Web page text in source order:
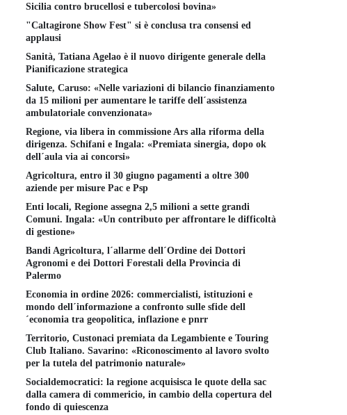
Sicilia contro brucellosi e tubercolosi bovina»
"Caltagirone Show Fest" si è conclusa tra consensi ed
applausi
Sanità, Tatiana Agelao è il nuovo dirigente generale della
Pianificazione strategica
Salute, Caruso: «Nelle variazioni di bilancio finanziamento
da 15 milioni per aumentare le tariffe dell´assistenza
ambulatoriale convenzionata»
Regione, via libera in commissione Ars alla riforma della
dirigenza. Schifani e Ingala: «Premiata sinergia, dopo ok
dell´aula via ai concorsi»
Agricoltura, entro il 30 giugno pagamenti a oltre 300
aziende per misure Pac e Psp
Enti locali, Regione assegna 2,5 milioni a sette grandi
Comuni. Ingala: «Un contributo per affrontare le difficoltà
di gestione»
Bandi Agricoltura, l´allarme dell´Ordine dei Dottori
Agronomi e dei Dottori Forestali della Provincia di
Palermo
Economia in ordine 2026: commercialisti, istituzioni e
mondo dell´informazione a confronto sulle sfide dell
´economia tra geopolitica, inflazione e pnrr
Territorio, Custonaci premiata da Legambiente e Touring
Club Italiano. Savarino: «Riconoscimento al lavoro svolto
per la tutela del patrimonio naturale»
Socialdemocratici: la regione acquisisca le quote della sac
dalla camera di commericio, in cambio della copertura del
fondo di quiescenza